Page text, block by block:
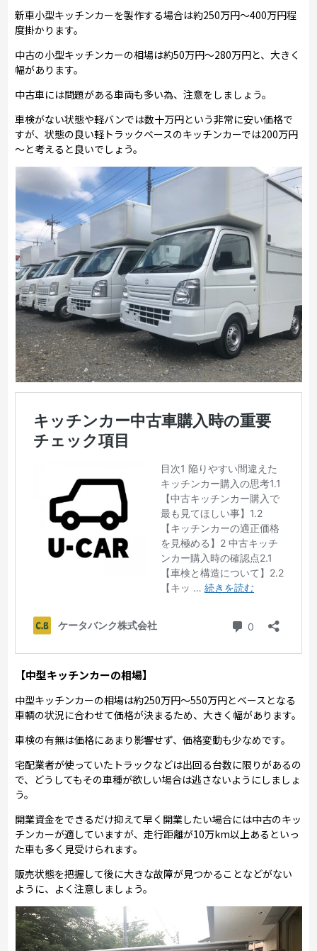
新車小型キッチンカーを製作する場合は約250万円～400万円程
度掛かります。
中古の小型キッチンカーの相場は約50万円～280万円と、大きく
幅があります。
中古車には問題がある車両も多い為、注意をしましょう。
車検がない状態や軽バンでは数十万円という非常に安い価格で
すが、状態の良い軽トラックベースのキッチンカーでは200万円
～と考えると良いでしょう。
【中型キッチンカーの相場】
中型キッチンカーの相場は約250万円～550万円とベースとなる
車輌の状況に合わせて価格が決まるため、大きく幅があります。
車検の有無は価格にあまり影響せず、価格変動も少なめです。
宅配業者が使っていたトラックなどは出回る台数に限りがあるの
で、どうしてもその車種が欲しい場合は逃さないようにしましょ
う。
開業資金をできるだけ抑えて早く開業したい場合には中古のキッ
チンカーが適していますが、走行距離が10万km以上あるといっ
た車も多く見受けられます。
販売状態を把握して後に大きな故障が見つかることなどがない
ように、よく注意しましょう。